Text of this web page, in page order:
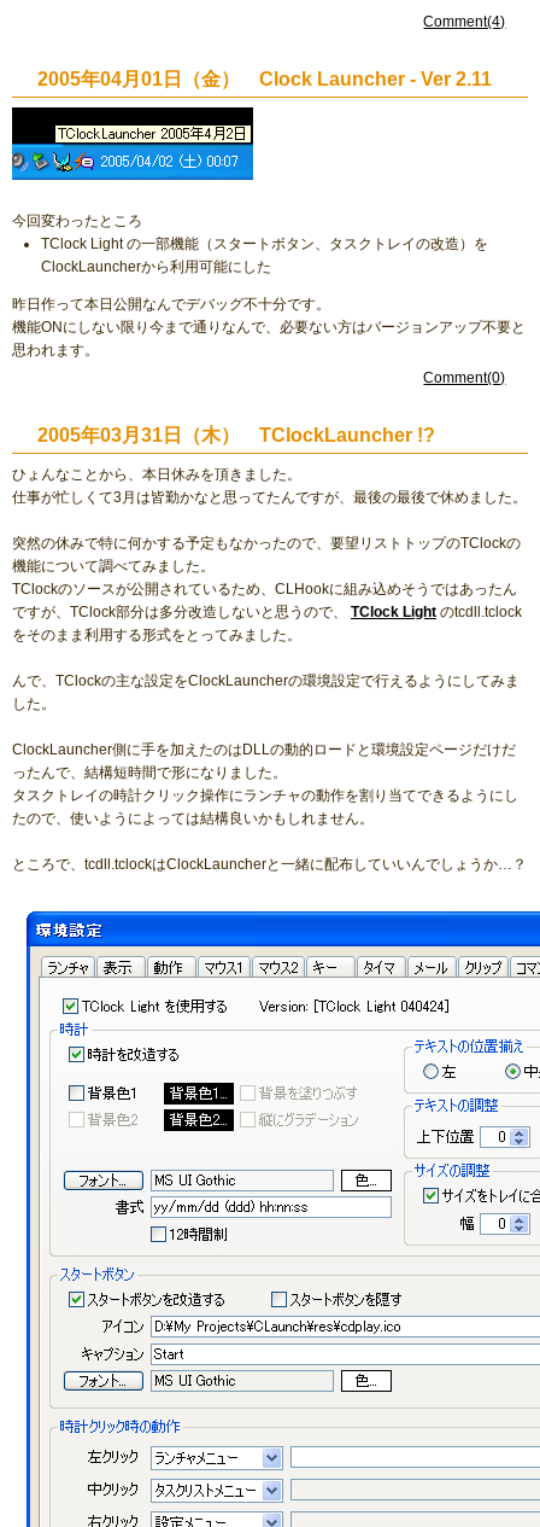
Comment(4)
2005年04月01日（金） Clock Launcher - Ver 2.11
今回変わったところ
TClock Light の一部機能（スタートボタン、タスクトレイの改造）を
ClockLauncherから利用可能にした
昨日作って本日公開なんでデバッグ不十分です。
機能ONにしない限り今まで通りなんで、必要ない方はバージョンアップ不要と
思われます。
Comment(0)
2005年03月31日（木） TClockLauncher !?
ひょんなことから、本日休みを頂きました。
仕事が忙しくて3月は皆勤かなと思ってたんですが、最後の最後で休めました。
突然の休みで特に何かする予定もなかったので、要望リストトップのTClockの
機能について調べてみました。
TClockのソースが公開されているため、CLHookに組み込めそうではあったん
ですが、TClock部分は多分改造しないと思うので、 TClock Light のtcdll.tclock
をそのまま利用する形式をとってみました。
んで、TClockの主な設定をClockLauncherの環境設定で行えるようにしてみま
した。
ClockLauncher側に手を加えたのはDLLの動的ロードと環境設定ページだけだ
ったんで、結構短時間で形になりました。
タスクトレイの時計クリック操作にランチャの動作を割り当てできるようにし
たので、使いようによっては結構良いかもしれません。
ところで、tcdll.tclockはClockLauncherと一緒に配布していいんでしょうか…？